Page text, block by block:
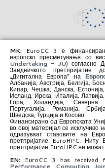
MK: EuroCC 3 е финансиран
европско пресметување со
Undertaking – JU) согласно
Заедничкото
„Дигитална Европа“ на
Албанија, Австрија, Белгија,
Кипар, Чешка, Данска,
Исланд, Ирска, Италија,
Гора, Холандија, Северна
Португалија, Романија,
Шведска, Турција и Косово.
Финансирано од Европската
во овој материјал се
одразуваат ставовите на
претпријатие EuroHPC. Ниту
претпријатие EuroHPC не
EN: EuroCC 3 has received
Performance Computing